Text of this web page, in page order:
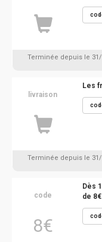
Terminée depuis le
livraison
Les
Terminée depuis le
code
8€
Dès
de